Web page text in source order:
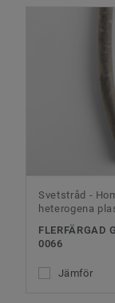
Svetstråd -
heterogena
FLERFÄRGAD
0066
Jämför